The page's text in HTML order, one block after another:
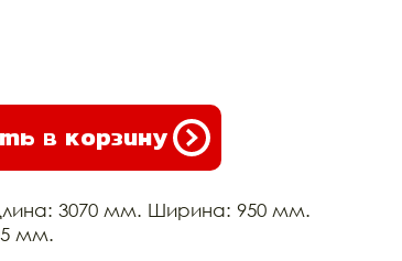
в корзину
3070 мм. Ширина: 950 мм.
мм.